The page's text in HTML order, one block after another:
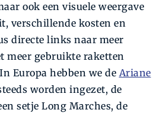
ook een visuele weergave
verschillende kosten en
directe links naar meer
meer gebruikte raketten
Europa hebben we de Ariane
worden ingezet, de
setje Long Marches, de